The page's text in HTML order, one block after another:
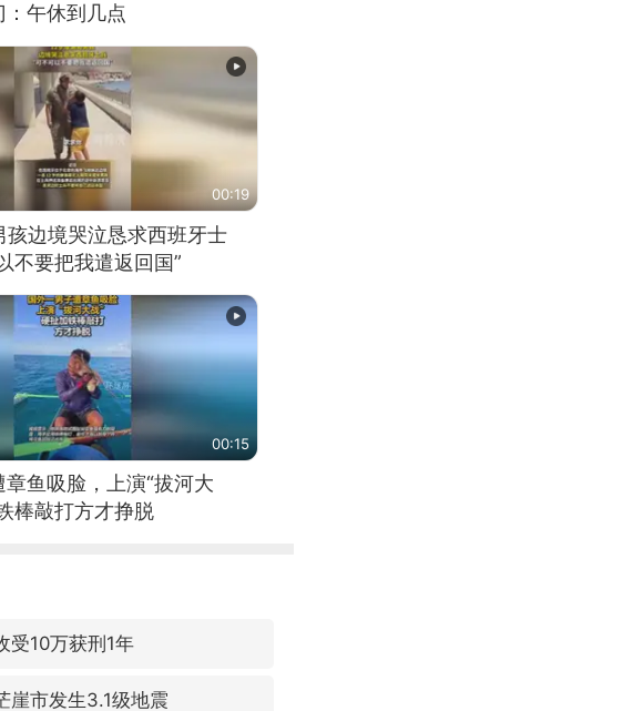
午休到几点
00:19
孩边境哭泣恳求西班牙士
不要把我遣返回国”
00:15
鱼吸脸，上演“拔河大
棒敲打方才挣脱
受10万获刑1年
崖市发生3.1级地震